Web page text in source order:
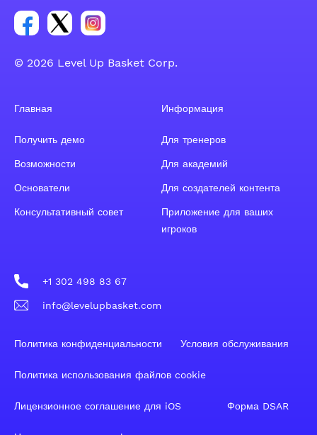
Ссылка на группу Facebook
Ссылка на группу Tweeter
Ссылка на группу Instagram
© 2026 Level Up Basket Corp.
Главная
Получить демо
Возможности
Основатели
Консультативный совет
Информация
Для тренеров
Для академий
Для создателей контента
Приложение для ваших
игроков
+1 302 498 83 67
info@levelupbasket.com
Политика конфиденциальности Условия обслуживания
Политика использования файлов cookie
Лицензионное соглашение для iOS Форма DSAR